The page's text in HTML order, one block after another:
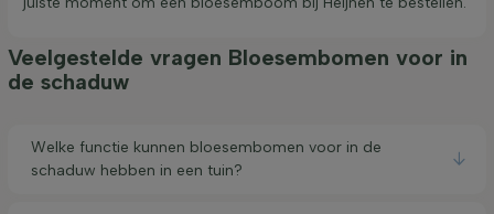
Veelgestelde vragen Bloesembomen voor in
de schaduw
Welke functie kunnen bloesembomen voor in de
schaduw hebben in een tuin?